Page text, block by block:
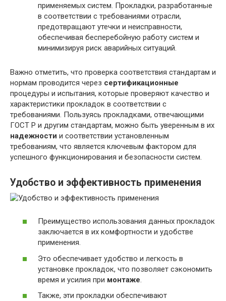
применяемых систем. Прокладки, разработанные
в соответствии с требованиями отрасли,
предотвращают утечки и неисправности,
обеспечивая бесперебойную работу систем и
минимизируя риск аварийных ситуаций.
Важно отметить, что проверка соответствия стандартам и
нормам проводится через сертификационные
процедуры и испытания, которые проверяют качество и
характеристики прокладок в соответствии с
требованиями. Пользуясь прокладками, отвечающими
ГОСТ Р и другим стандартам, можно быть уверенным в их
надежности и соответствии установленным
требованиям, что является ключевым фактором для
успешного функционирования и безопасности систем.
Удобство и эффективность применения
Преимущество использования данных прокладок
заключается в их комфортности и удобстве
применения.
Это обеспечивает удобство и легкость в
установке прокладок, что позволяет сэкономить
время и усилия при монтаже.
Также, эти прокладки обеспечивают